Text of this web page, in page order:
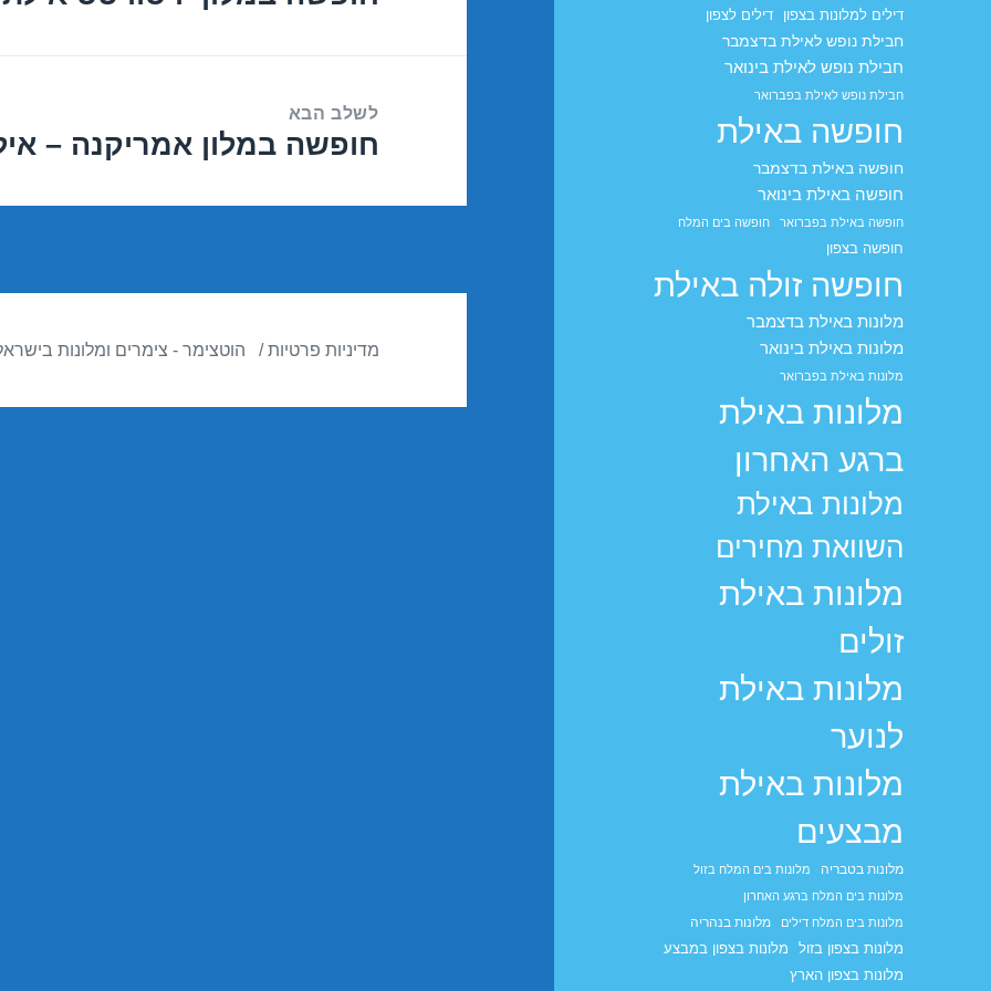
דילים למלונות בצפון דילים לצפון
חבילת נופש לאילת בדצמבר
חבילת נופש לאילת בינואר
חבילת נופש לאילת בפברואר
חופשה באילת
חופשה באילת בדצמבר
חופשה באילת בינואר
חופשה באילת בפברואר חופשה בים המלח
חופשה בצפון
חופשה זולה באילת
מלונות באילת בדצמבר
מלונות באילת בינואר
מלונות באילת בפברואר
מלונות באילת
ברגע האחרון
מלונות באילת
השוואת מחירים
מלונות באילת
זולים
מלונות באילת
לנוער
מלונות באילת
מבצעים
מלונות בטבריה
מלונות בים המלח בזול
מלונות בים המלח ברגע האחרון
מלונות בים המלח דילים
מלונות בנהריה
מלונות בצפון בזול
מלונות בצפון במבצע
מלונות בצפון הארץ
לשלב הבא
הפוסט
חופשה במלון אמריקנה – אילת 10/02/
מדיניות פרטיות הוטצימר - צימרים ומלונות